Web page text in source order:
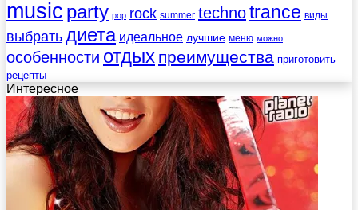
music party pop rock summer technotrance виды
выбратьдиета идеальное лучшие меню можно
особенности отдых преимущества приготовить
рецепты
Интересное